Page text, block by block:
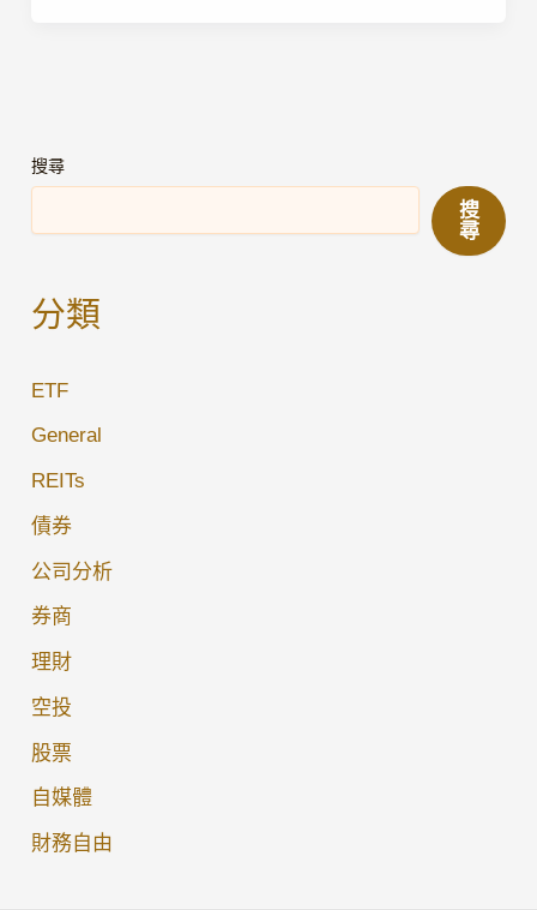
金
價
狂
飆
70%，
現
場
還
「接
火
棒」？
度
解
析
搜尋
搜
尋
分類
ETF
General
REITs
債券
公司分析
券商
理財
空投
股票
自媒體
財務自由